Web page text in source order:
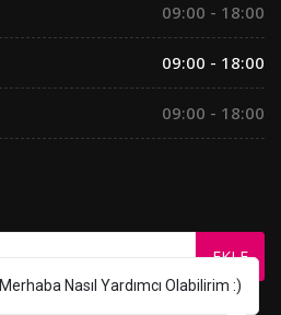
Merhaba Nasıl Yardımcı Olabilirim :)
09:00 - 18:00
09:00 - 18:00
09:00 - 18:00